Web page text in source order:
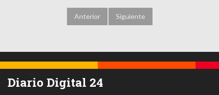
Anterior Siguiente
Diario Digital 24